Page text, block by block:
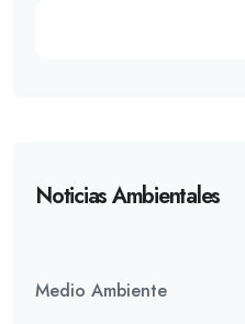
Noticias Ambientales
Medio Ambiente